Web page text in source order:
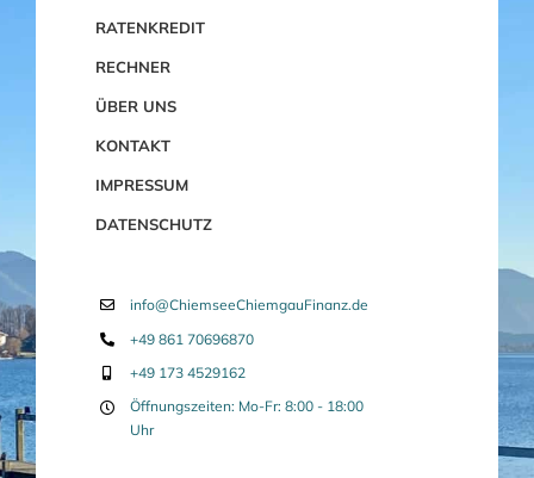
RATENKREDIT
RECHNER
ÜBER UNS
KONTAKT
IMPRESSUM
DATENSCHUTZ
info@ChiemseeChiemgauFinanz.de
+49 861 70696870
+49 173 4529162
Öffnungszeiten: Mo-Fr: 8:00 - 18:00
Uhr